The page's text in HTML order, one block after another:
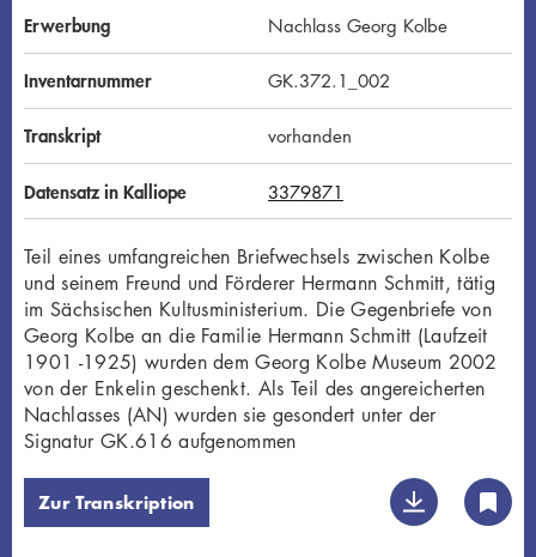
Erwerbung Nachlass Georg Kolbe
Inventarnummer GK.372.1_002
Transkript vorhanden
Datensatz in Kalliope 3379871
Teil eines umfangreichen Briefwechsels zwischen Kolbe
und seinem Freund und Förderer Hermann Schmitt, tätig
im Sächsischen Kultusministerium. Die Gegenbriefe von
Georg Kolbe an die Familie Hermann Schmitt (Laufzeit
1901 -1925) wurden dem Georg Kolbe Museum 2002
von der Enkelin geschenkt. Als Teil des angereicherten
Nachlasses (AN) wurden sie gesondert unter der
Signatur GK.616 aufgenommen
Zur Transkription